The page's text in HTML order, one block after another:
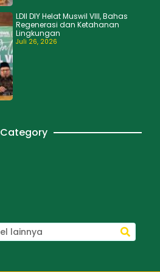
LDII DIY Helat Muswil VIII, Bahas
Regenerasi dan Ketahanan
Lingkungan
Juli 26, 2026
Category